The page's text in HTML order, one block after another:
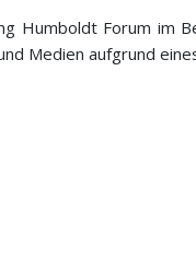
Humboldt Forum im
Medien aufgrund